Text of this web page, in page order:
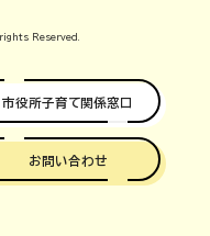
Reserved.
市役所子育て関係窓口
お問い合わせ